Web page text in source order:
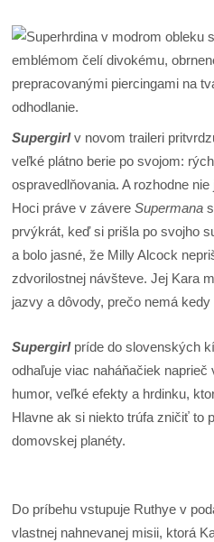
Supergirlv novom traileri
veľké plátno berie po svojom:
ospravedlňovania. A rozhodne
Hoci práve v závereSupermana
prvýkrát, keď si prišla po svojho
a bolo jasné, že Milly Alcock
zdvorilostnej návšteve. Jej Kara
jazvy a dôvody, prečo nemá kedy
Supergirl príde do slovenských
odhaľuje viac naháňačiek
humor, veľké efekty a hrdinku,
Hlavne ak si niekto trúfa zničiť to
domovskej planéty.
Do príbehu vstupuje Ruthye v
vlastnej nahnevanej misii, ktorá